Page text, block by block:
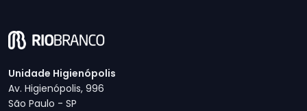
Unidade Higienópolis
Av. Higienópolis, 996
São Paulo - SP